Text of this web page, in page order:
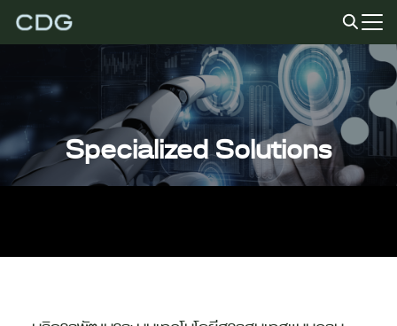
Specialized Solutions